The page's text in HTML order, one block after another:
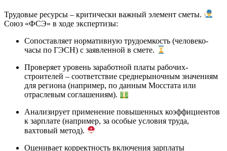
Трудовые ресурсы – критически важный элемент сметы.
Союз «ФСЭ» в ходе экспертизы:
Сопоставляет нормативную трудоемкость (человеко-
часы по ГЭСН) с заявленной в смете.
Проверяет уровень заработной платы рабочих-
строителей – соответствие среднерыночным значениям
для региона (например, по данным Мосстата или
отраслевым соглашениям).
Анализирует применение повышенных коэффициентов
к зарплате (например, за особые условия труда,
вахтовый метод).
Оценивает корректность включения зарплаты